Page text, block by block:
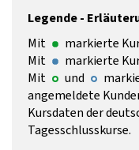
Legende -
Mit
markierte
Mit
markierte
Mit
und
angemeldete
Kursdaten der
Tagesschlusskurse.